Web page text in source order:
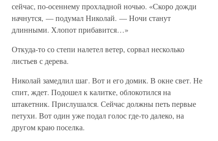
сейчас, по-осеннему прохладной ночью. «Скоро дожди
начнутся, — подумал Николай. — Ночи станут
длинными. Хлопот прибавится…»
Откуда-то со степи налетел ветер, сорвал несколько
листьев с дерева.
Николай замедлил шаг. Вот и его домик. В окне свет. Не
спит, ждет. Подошел к калитке, облокотился на
штакетник. Прислушался. Сейчас должны петь первые
петухи. Вот один уже подал голос где-то далеко, на
другом краю поселка.